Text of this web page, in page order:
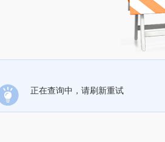
正在查询中，请刷新重试